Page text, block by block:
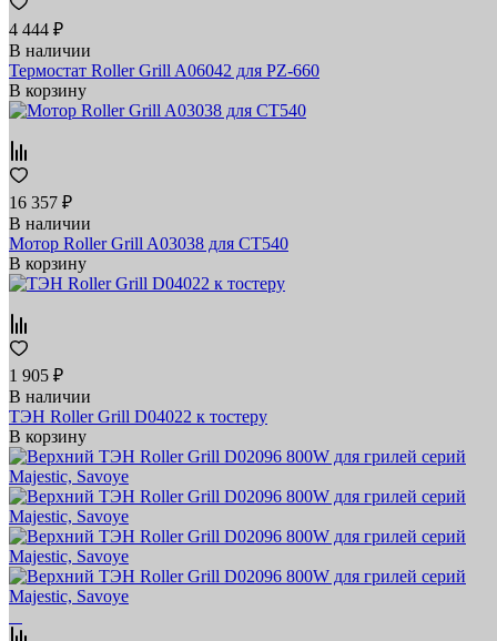
4 444 ₽
В наличии
Термостат Roller Grill A06042 для PZ-660
В корзину
16 357 ₽
В наличии
Мотор Roller Grill A03038 для CT540
В корзину
1 905 ₽
В наличии
ТЭН Roller Grill D04022 к тостеру
В корзину